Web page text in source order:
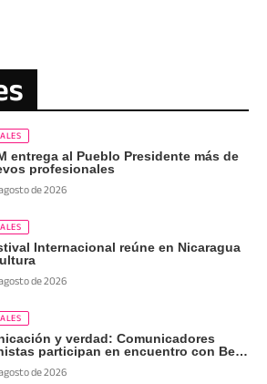
entrega al Pueblo Presidente más de
profesionales
de 2026
Internacional reúne en Nicaragua
de 2026
y verdad: Comunicadores
participan en encuentro con Ben
de 2026